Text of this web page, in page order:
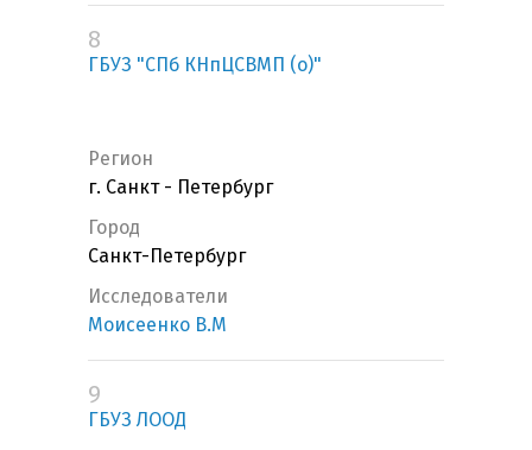
8
ГБУЗ "СПб КНпЦСВМП (о)"
Регион
г. Санкт - Петербург
Город
Санкт-Петербург
Исследователи
Моисеенко В.М
9
ГБУЗ ЛООД